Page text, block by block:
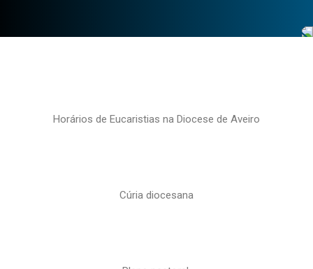
Horários de Eucaristias na Diocese de Aveiro
Cúria diocesana